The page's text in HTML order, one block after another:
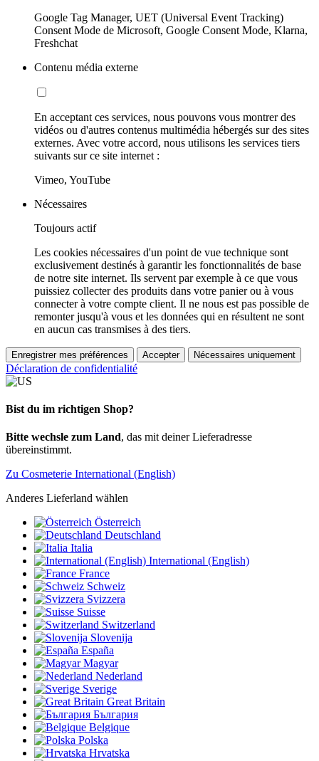
Google Tag Manager, UET (Universal Event Tracking)
Consent Mode de Microsoft, Google Consent Mode, Klarna,
Freshchat
Contenu média externe
En acceptant ces services, nous pouvons vous montrer des
vidéos ou d'autres contenus multimédia hébergés sur des sites
externes. Avec votre accord, nous utilisons les services tiers
suivants sur ce site internet :
Vimeo, YouTube
Nécessaires
Toujours actif
Les cookies nécessaires d'un point de vue technique sont
exclusivement destinés à garantir les fonctionnalités de base
de notre site internet. Ils servent par exemple à ce que vous
puissiez collecter des produits dans votre panier ou à vous
connecter à votre compte client. Il ne nous est pas possible de
remonter jusqu'à vous et les données qui en résultent ne sont
en aucun cas transmises à des tiers.
Enregistrer mes préférences Accepter Nécessaires uniquement
Déclaration de confidentialité
Bist du im richtigen Shop?
Bitte wechsle zum Land, das mit deiner Lieferadresse
übereinstimmt.
Zu Cosmeterie International (English)
Anderes Lieferland wählen
Österreich
Deutschland
Italia
International (English)
France
Schweiz
Svizzera
Suisse
Switzerland
Slovenija
España
Magyar
Nederland
Sverige
Great Britain
България
Belgique
Polska
Hrvatska